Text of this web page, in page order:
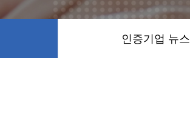
인증기업 뉴스